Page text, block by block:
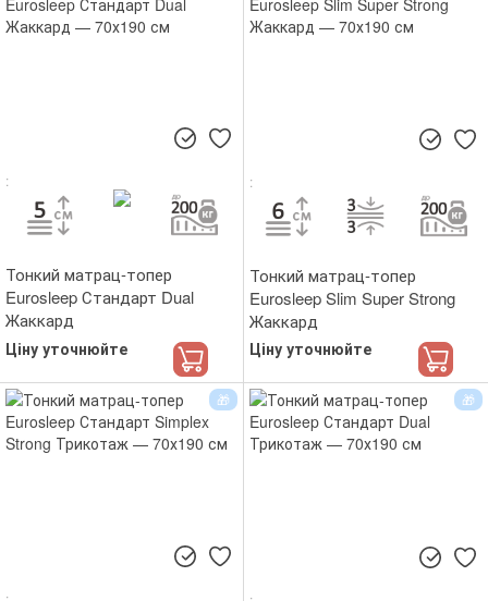
Тонкий матрац-топер
Eurosleep Стандарт Dual
Жаккард
Ціну уточнюйте
Тонкий матрац-топер
Eurosleep Slim Super Strong
Жаккард
Ціну уточнюйте